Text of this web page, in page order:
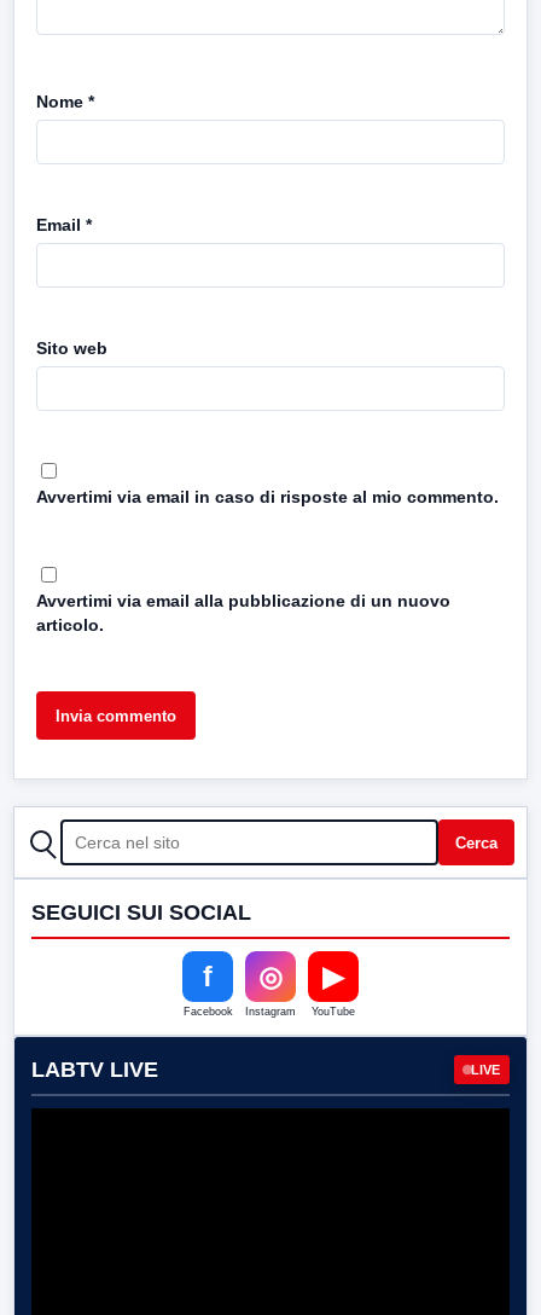
Nome *
Email *
Sito web
Avvertimi via email in caso di risposte al mio commento.
Avvertimi via email alla pubblicazione di un nuovo
articolo.
CERCA Cerca
SEGUICI SUI SOCIAL
f
Facebook
◎
Instagram
▶
YouTube
LABTV LIVE LIVE